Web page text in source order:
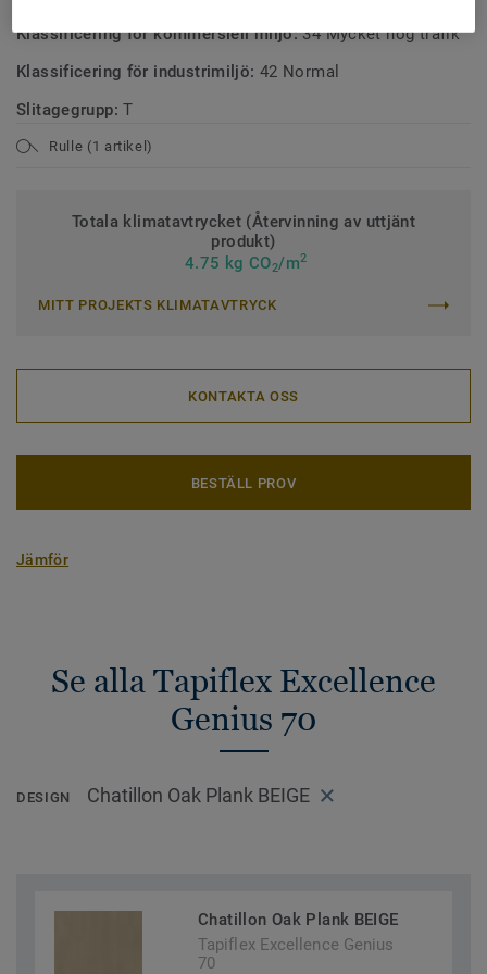
Klassificering för kommersiell miljö:34 Mycket hög trafik
Klassificering för industrimiljö: 42 Normal
Slitagegrupp:T
Rulle (1 artikel)
Totala klimatavtrycket (Återvinning av uttjänt
produkt)
4.75 kg CO2/m2
MITT PROJEKTS KLIMATAVTRYCK
KONTAKTA OSS
BESTÄLL PROV
Jämför
Se alla Tapiflex Excellence
Genius 70
DESIGN Chatillon Oak Plank BEIGE
Chatillon Oak Plank BEIGE
Tapiflex Excellence Genius
70